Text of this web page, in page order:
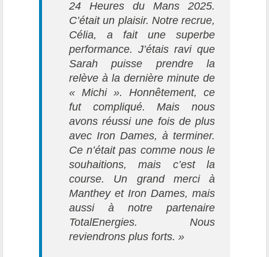
24 Heures du Mans 2025.
C’était un plaisir. Notre recrue,
Célia, a fait une superbe
performance. J’étais ravi que
Sarah puisse prendre la
relève à la dernière minute de
« Michi ». Honnêtement, ce
fut compliqué. Mais nous
avons réussi une fois de plus
avec Iron Dames, à terminer.
Ce n’était pas comme nous le
souhaitions, mais c’est la
course. Un grand merci à
Manthey et Iron Dames, mais
aussi à notre partenaire
TotalEnergies. Nous
reviendrons plus forts. »